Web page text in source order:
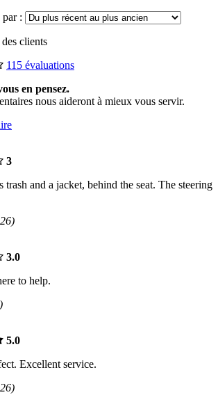
:
clients
115 évaluations
en pensez.
nous aideront à mieux vous servir.
3
and a jacket, behind the seat. The steering
3.0
to help.
5.0
Excellent service.